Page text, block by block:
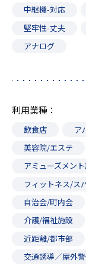
中継機-対応
堅牢性-丈夫
アナログ
利用業種
飲食店 ア
美容院/エステ
アミューズメン
フィットネス/ス
自治会/町内会
介護/福祉施設
近距離/都市部
交通誘導／屋外